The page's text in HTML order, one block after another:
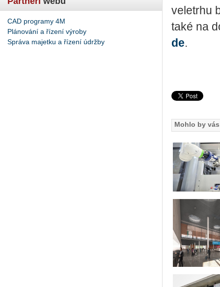
CAD programy 4M
Plánování a řízení výroby
Správa majetku a řízení údržby
ve­letr­hu
také na
de.
Mohlo by